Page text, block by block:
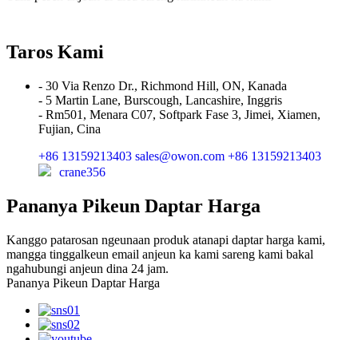
Taros Kami
- 30 Via Renzo Dr., Richmond Hill, ON, Kanada
- 5 Martin Lane, Burscough, Lancashire, Inggris
- Rm501, Menara C07, Softpark Fase 3, Jimei, Xiamen,
Fujian, Cina
+86 13159213403 sales@owon.com +86 13159213403
crane356
Pananya Pikeun Daptar Harga
Kanggo patarosan ngeunaan produk atanapi daptar harga kami,
mangga tinggalkeun email anjeun ka kami sareng kami bakal
ngahubungi anjeun dina 24 jam.
Pananya Pikeun Daptar Harga